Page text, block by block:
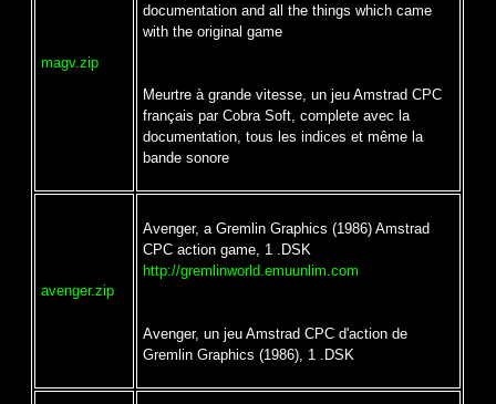
magv.zip
documentation and all the things which came
with the original game
Meurtre à grande vitesse, un jeu Amstrad CPC
français par Cobra Soft, complete avec la
documentation, tous les indices et même la
bande sonore
avenger.zip
Avenger, a Gremlin Graphics (1986) Amstrad
CPC action game, 1 .DSK
http://gremlinworld.emuunlim.com
Avenger, un jeu Amstrad CPC d'action de
Gremlin Graphics (1986), 1 .DSK